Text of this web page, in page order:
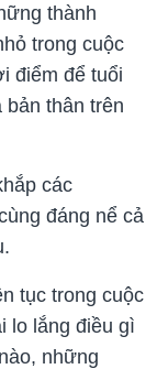
thành
trong cuộc
điểm để tuổi
thân trên
các
đáng nể cả
tục trong cuộc
lo lắng điều gì
những